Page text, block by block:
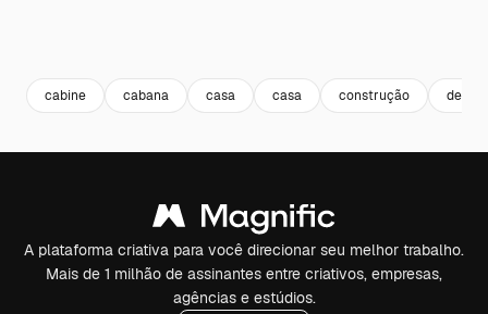
cabine cabana casa casa construção de
A plataforma criativa para você direcionar seu melhor trabalho.
Mais de 1 milhão de assinantes entre criativos, empresas,
agências e estúdios.